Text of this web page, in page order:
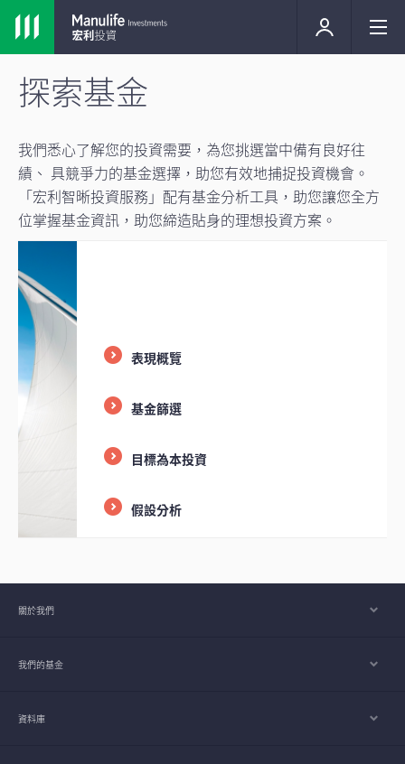
探索基金
我們悉心了解您的投資需要，為您挑選當中備有良好往
績、 具競爭力的基金選擇，助您有效地捕捉投資機會。
「宏利智晰投資服務」配有基金分析工具，助您讓您全方
位掌握基金資訊，助您締造貼身的理想投資方案。
表現概覽
基金篩選
目標為本投資
假設分析
關於我們
我們的基金
資料庫